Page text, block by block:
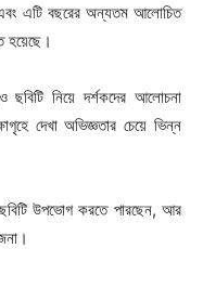
এটি বছরের অন্যতম আলোচিত
হয়েছে।
ছবিটি নিয়ে দর্শকদের আলোচনা
দেখা অভিজ্ঞতার চেয়ে ভিন্ন
ছবিটি উপভোগ করতে পারছেন, আর